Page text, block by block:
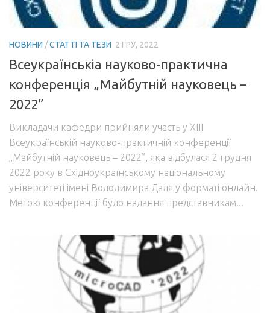
Акредитація
Контакти
НОВИНИ /СТАТТІ ТА ТЕЗИ 2 ГРУ, 2022
Всеукраїнськіа науково-практична
конференція „Майбутній науковець –
2022”
Викладачи кафедри прийняли участь у ХІІІ
Всеукраїнській науково-практичній конференції
„Майбутній науковець – 2022”, яка відбулася 2 грудня
2022 року в Східноукраїнському національному
університеті імені Володимира Даля у форматі онлайн.
Метою конференції було надання представникам...